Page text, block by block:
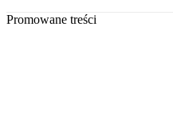
Promowane treści